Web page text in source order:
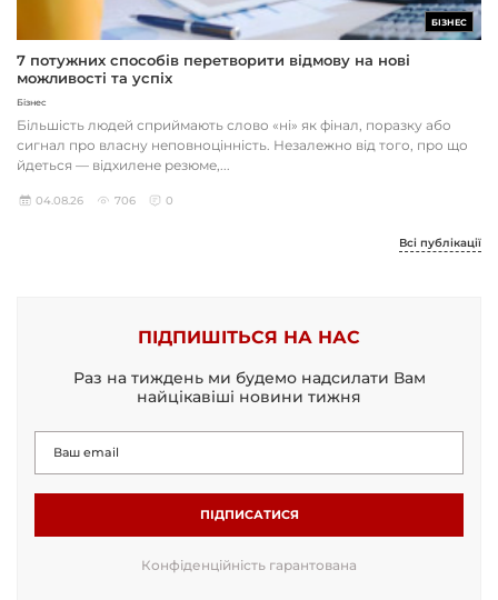
БІЗНЕС
7 потужних способів перетворити відмову на нові
можливості та успіх
Бізнес
Більшість людей сприймають слово «ні» як фінал, поразку або
сигнал про власну неповноцінність. Незалежно від того, про що
йдеться — відхилене резюме,...
04.08.26 706 0
Всі публікації
ПІДПИШІТЬСЯ НА НАС
Раз на тиждень ми будемо надсилати Вам
найцікавіші новини тижня
ПІДПИСАТИСЯ
Конфіденційність гарантована